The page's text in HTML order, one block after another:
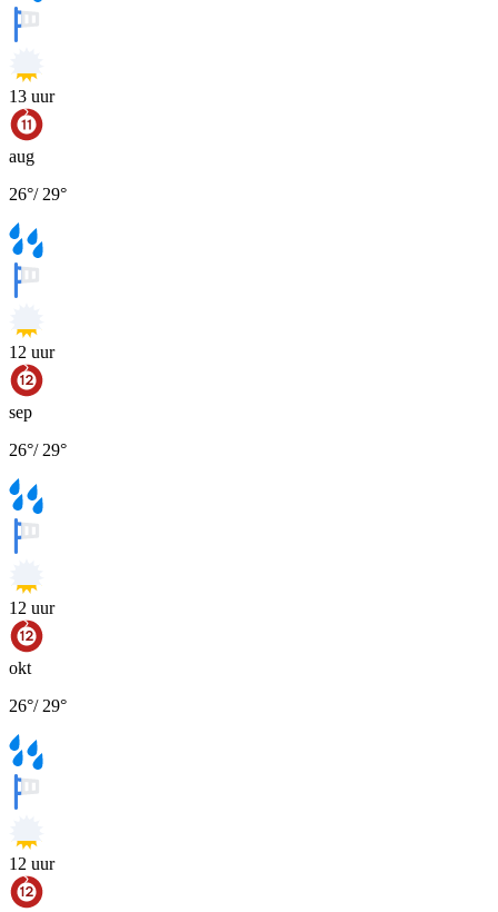
13 uur
aug
26°/ 29°
12 uur
sep
26°/ 29°
12 uur
okt
26°/ 29°
12 uur